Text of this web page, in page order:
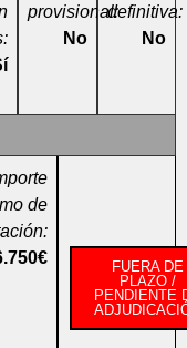
provisional:
No
definitiva:
No
de
FUERA DE
PLAZO /
PENDIENTE